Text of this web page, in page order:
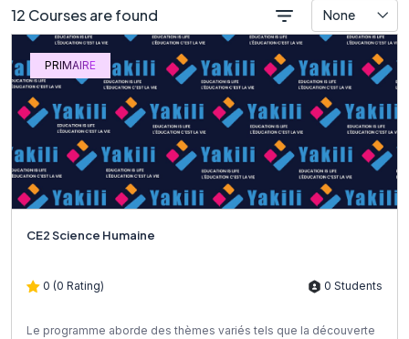
12 Courses are found None
PRIMAIRE
CE2 Science Humaine
0 (0 Rating) 0 Students
Le programme aborde des thèmes variés tels que la découverte